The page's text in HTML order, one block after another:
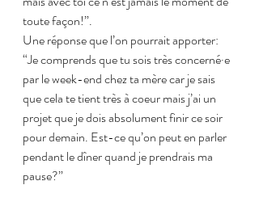
toute façon!”.
Une réponse que l’on pourrait apporter:
“Je comprends que tu sois très concerné·e
par le week-end chez ta mère car je sais
que cela te tient très à coeur mais j’ai un
projet que je dois absolument finir ce soir
pour demain. Est-ce qu’on peut en parler
pendant le dîner quand je prendrais ma
pause?”